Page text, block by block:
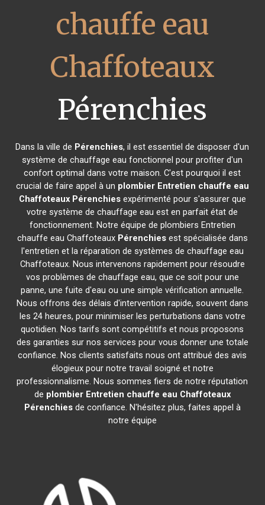
chauffe eau
Chaffoteaux
Pérenchies
Dans la ville de Pérenchies, il est essentiel de disposer d'un
système de chauffage eau fonctionnel pour profiter d'un
confort optimal dans votre maison. C'est pourquoi il est
crucial de faire appel à un plombier Entretien chauffe eau
Chaffoteaux Pérenchiesexpérimenté pour s'assurer que
votre système de chauffage eau est en parfait état de
fonctionnement. Notre équipe de plombiers Entretien
chauffe eau Chaffoteaux Pérenchiesest spécialisée dans
l'entretien et la réparation de systèmes de chauffage eau
Chaffoteaux. Nous intervenons rapidement pour résoudre
vos problèmes de chauffage eau, que ce soit pour une
panne, une fuite d'eau ou une simple vérification annuelle.
Nous offrons des délais d'intervention rapide, souvent dans
les 24 heures, pour minimiser les perturbations dans votre
quotidien. Nos tarifs sont compétitifs et nous proposons
des garanties sur nos services pour vous donner une totale
confiance. Nos clients satisfaits nous ont attribué des avis
élogieux pour notre travail soigné et notre
professionnalisme. Nous sommes fiers de notre réputation
de plombier Entretien chauffe eau Chaffoteaux
Pérenchiesde confiance. N'hésitez plus, faites appel à
notre équipe